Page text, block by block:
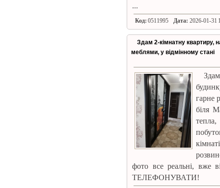
...
Код: 0511995 Дата: 2026-01-31
Здам 2-кімнатну квартиру,
меблями, у відмінному стані
гарне
біля
фото все реальні, вже
ТЕЛЕФОНУВАТИ!